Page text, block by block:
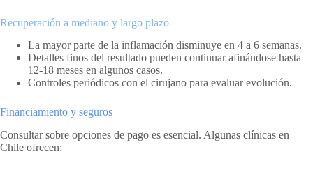
Recuperación a mediano y largo plazo
La mayor parte de la inflamación disminuye en 4 a 6 semanas.
Detalles finos del resultado pueden continuar afinándose hasta
12-18 meses en algunos casos.
Controles periódicos con el cirujano para evaluar evolución.
Financiamiento y seguros
Consultar sobre opciones de pago es esencial. Algunas clínicas en
Chile ofrecen: